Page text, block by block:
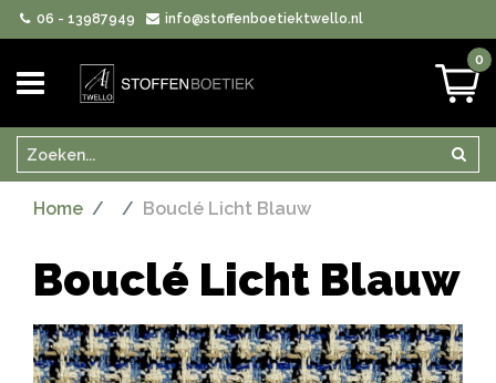
06 - 13987949 info@stoffenboetiektwello.nl
0
Zoeken
Home Bouclé Licht Blauw
Bouclé Licht Blauw